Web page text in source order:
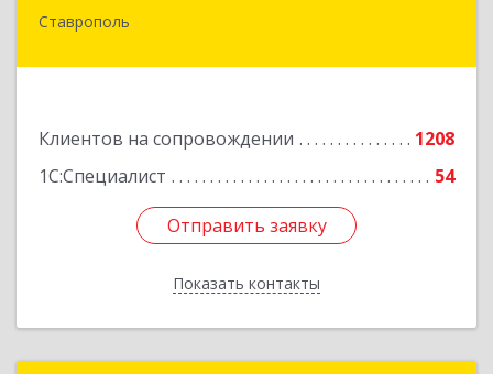
Ставрополь
Клиентов на сопровождении
1208
1С:Специалист
54
Отправить заявку
Показать контакты
355035, Ставропольский край, Ставрополь г, 1
Отправить заявку
Назад